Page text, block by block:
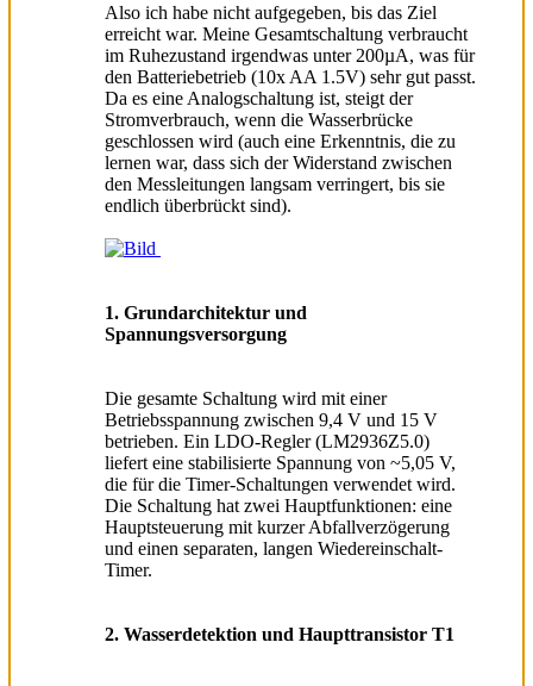
Also ich habe nicht aufgegeben, bis das Ziel
erreicht war. Meine Gesamtschaltung verbraucht
im Ruhezustand irgendwas unter 200µA, was für
den Batteriebetrieb (10x AA 1.5V) sehr gut passt.
Da es eine Analogschaltung ist, steigt der
Stromverbrauch, wenn die Wasserbrücke
geschlossen wird (auch eine Erkenntnis, die zu
lernen war, dass sich der Widerstand zwischen
den Messleitungen langsam verringert, bis sie
endlich überbrückt sind).
1. Grundarchitektur und
Spannungsversorgung
Die gesamte Schaltung wird mit einer
Betriebsspannung zwischen 9,4 V und 15 V
betrieben. Ein LDO-Regler (LM2936Z5.0)
liefert eine stabilisierte Spannung von ~5,05 V,
die für die Timer-Schaltungen verwendet wird.
Die Schaltung hat zwei Hauptfunktionen: eine
Hauptsteuerung mit kurzer Abfallverzögerung
und einen separaten, langen Wiedereinschalt-
Timer.
2. Wasserdetektion und Haupttransistor T1